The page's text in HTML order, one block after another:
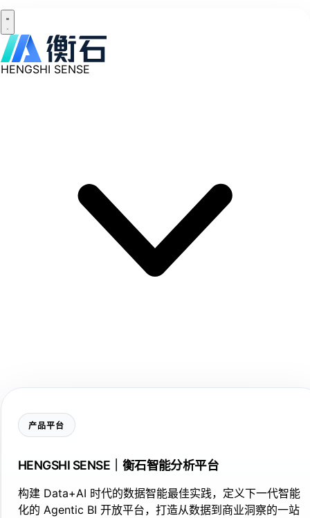
HENGSHI SENSE
产品平台
HENGSHI SENSE｜衡石智能分析平台
构建 Data+AI 时代的数据智能最佳实践，定义下一代智能
化的 Agentic BI 开放平台，打造从数据到商业洞察的一站